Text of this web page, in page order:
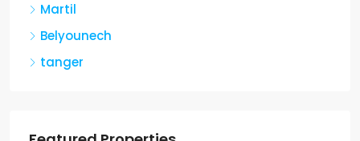
Martil
Belyounech
tanger